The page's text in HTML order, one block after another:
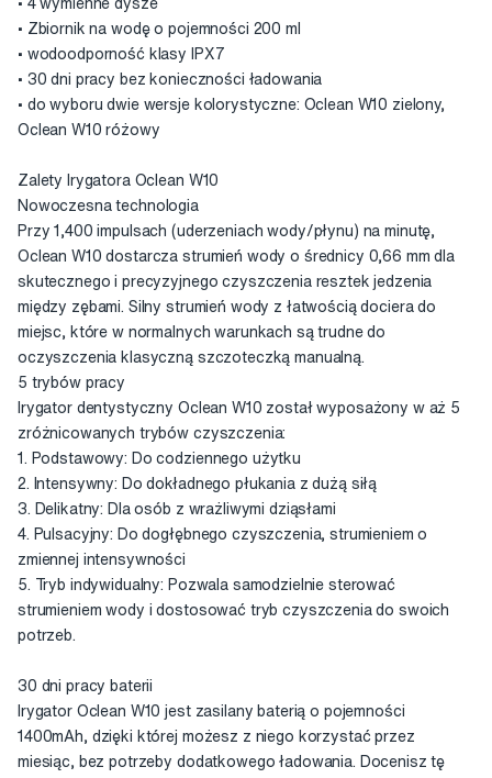
• 4 wymienne dysze
• Zbiornik na wodę o pojemności 200 ml
• wodoodporność klasy IPX7
• 30 dni pracy bez konieczności ładowania
• do wyboru dwie wersje kolorystyczne: Oclean W10 zielony,
Oclean W10 różowy
Zalety Irygatora Oclean W10
Nowoczesna technologia
Przy 1,400 impulsach (uderzeniach wody/płynu) na minutę,
Oclean W10 dostarcza strumień wody o średnicy 0,66 mm dla
skutecznego i precyzyjnego czyszczenia resztek jedzenia
między zębami. Silny strumień wody z łatwością dociera do
miejsc, które w normalnych warunkach są trudne do
oczyszczenia klasyczną szczoteczką manualną.
5 trybów pracy
Irygator dentystyczny Oclean W10 został wyposażony w aż 5
zróżnicowanych trybów czyszczenia:
1. Podstawowy: Do codziennego użytku
2. Intensywny: Do dokładnego płukania z dużą siłą
3. Delikatny: Dla osób z wrażliwymi dziąsłami
4. Pulsacyjny: Do dogłębnego czyszczenia, strumieniem o
zmiennej intensywności
5. Tryb indywidualny: Pozwala samodzielnie sterować
strumieniem wody i dostosować tryb czyszczenia do swoich
potrzeb.
30 dni pracy baterii
Irygator Oclean W10 jest zasilany baterią o pojemności
1400mAh, dzięki której możesz z niego korzystać przez
miesiąc, bez potrzeby dodatkowego ładowania. Docenisz tę